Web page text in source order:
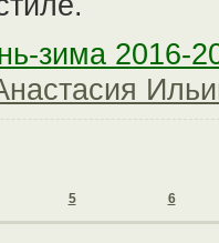
зима 2016-
5 6